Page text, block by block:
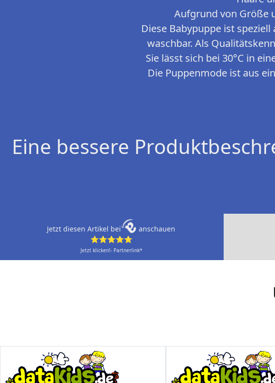
Aufgrund von Größe
Diese Babypuppe ist
waschbar. Als
Sie lässt sich bei 30°C in
Die Puppenmode ist aus
Eine bessere
Jetzt diesen Artikel bei
anschauen
⭐⭐⭐⭐⭐
Jetzt klicken!- Partnerlink*